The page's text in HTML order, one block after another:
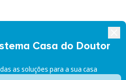
Casa do Doutor
as soluções para a sua casa